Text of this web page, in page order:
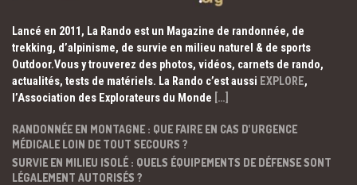
Lancé en 2011, La Rando est un Magazine de randonnée, de
trekking, d’alpinisme, de survie en milieu naturel & de sports
Outdoor.Vous y trouverez des photos, vidéos, carnets de rando,
actualités, tests de matériels. La Rando c’est aussi EXPLORE,
l’Association des Explorateurs du Monde […]
RANDONNÉE EN MONTAGNE : QUE FAIRE EN CAS D’URGENCE
MÉDICALE LOIN DE TOUT SECOURS ?
SURVIE EN MILIEU ISOLÉ : QUELS ÉQUIPEMENTS DE DÉFENSE SONT
LÉGALEMENT AUTORISÉS ?